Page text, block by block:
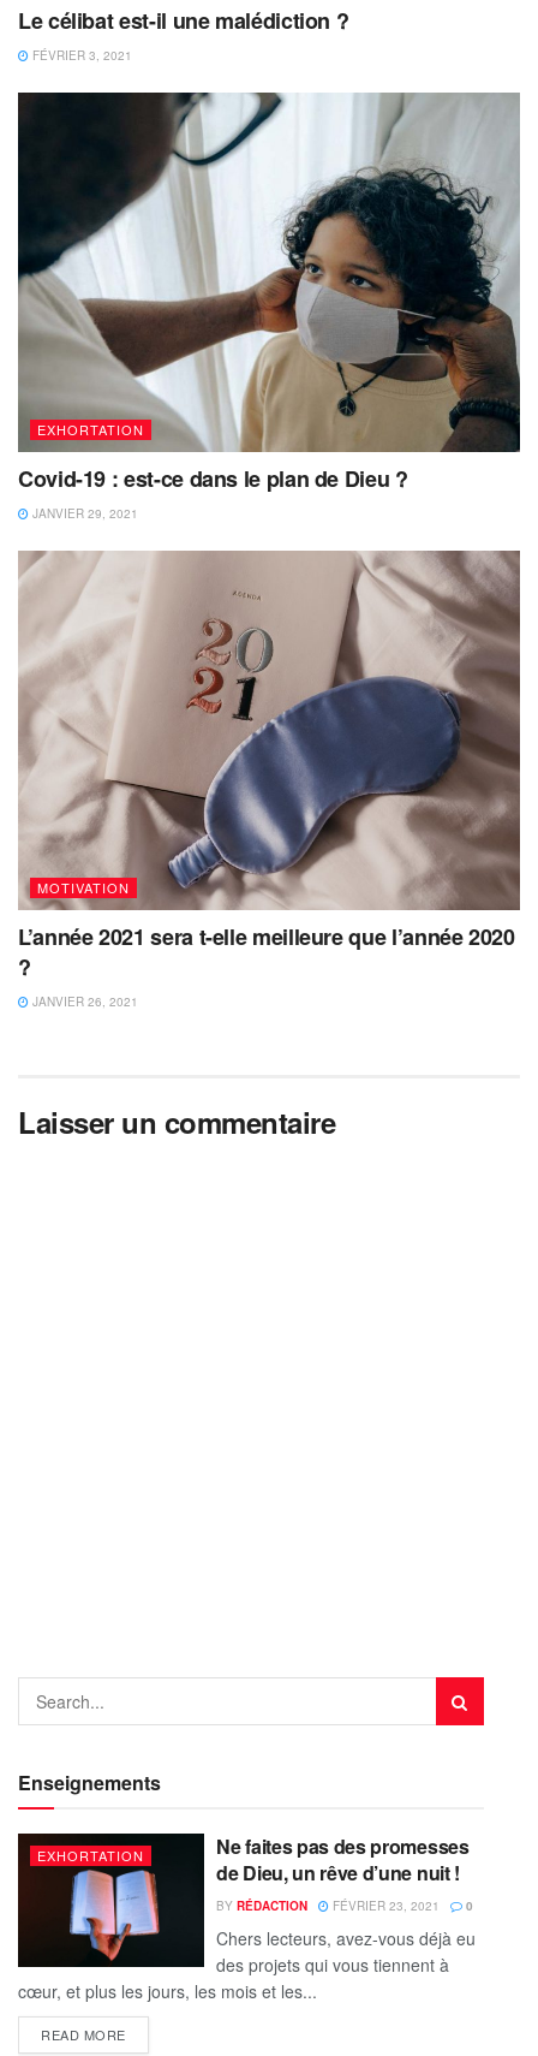
Le célibat est-il une malédiction ?
FÉVRIER 3, 2021
EXHORTATION
Covid-19 : est-ce dans le plan de Dieu ?
JANVIER 29, 2021
MOTIVATION
L’année 2021 sera t-elle meilleure que l’année 2020
?
JANVIER 26, 2021
Laisser un commentaire
Enseignements
EXHORTATION
Ne faites pas des promesses
de Dieu, un rêve d’une nuit !
BY RÉDACTION FÉVRIER 23, 2021 0
Chers lecteurs, avez-vous déjà eu
des projets qui vous tiennent à
cœur, et plus les jours, les mois et les...
READ MORE